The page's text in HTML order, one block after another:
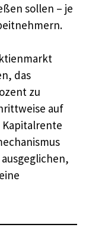
sollen – je
das
zu
auf
Kapitalrente